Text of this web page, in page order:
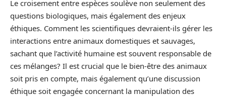
Le croisement entre espèces soulève non seulement des
questions biologiques, mais également des enjeux
éthiques. Comment les scientifiques devraient-ils gérer les
interactions entre animaux domestiques et sauvages,
sachant que l’activité humaine est souvent responsable de
ces mélanges? Il est crucial que le bien-être des animaux
soit pris en compte, mais également qu’une discussion
éthique soit engagée concernant la manipulation des